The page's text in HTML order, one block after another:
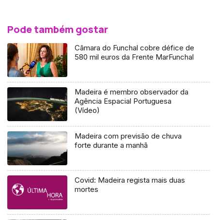
Pode também gostar
Câmara do Funchal cobre défice de
580 mil euros da Frente MarFunchal
Madeira é membro observador da
Agência Espacial Portuguesa
(Vídeo)
Madeira com previsão de chuva
forte durante a manhã
Covid: Madeira regista mais duas
mortes